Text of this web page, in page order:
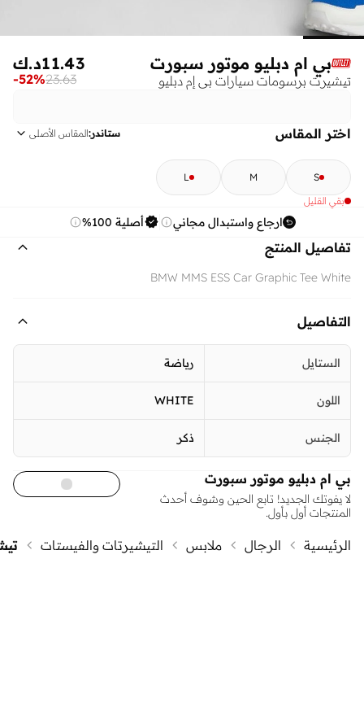
بي ام دبليو موتور سبورت
تيشيرت برسومات سيارات بي إم دبليو
د.ك11.43
23.63
-52%
اختر المقاس ستاندر:المقاس الأصلي
S
M
L
بقي القليل
ارجاع واستبدال مجاني أصلية 100%
تفاصيل المنتج
BMW MMS ESS Car Graphic Tee White
التفاصيل
الستايل رياضة
اللون WHITE
الجنس ذكر
بي ام دبليو موتور سبورت
لا يفوتك الجديد! تابع الحين وشوف أحدث
المنتجات أول بأول.
الرئيسية الرجال ملابس التيشيرتات والفيستات